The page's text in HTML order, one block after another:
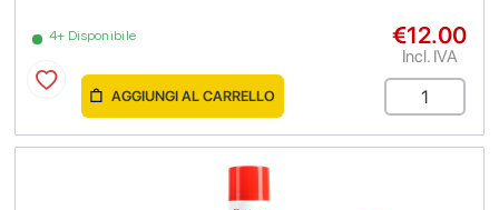
4+ Disponibile €12.00
Incl. IVA
AGGIUNGI AL CARRELLO